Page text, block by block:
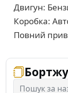
Двигун:
Коробка:
Повний